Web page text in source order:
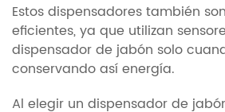
Estos dispensadores también
eficientes, ya que utilizan
dispensador de jabón solo
conservando así energía.
Al elegir un dispensador de